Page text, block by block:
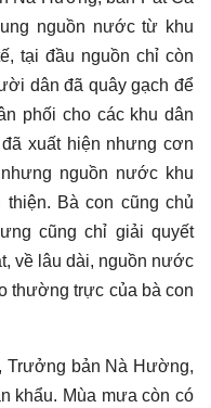
nguồn nước từ khu
tại đầu nguồn chỉ còn
dân đã quây gạch để
phối cho các khu dân
xuất hiện nhưng cơn
nguồn nước khu
Bà con cũng chủ
cũng chỉ giải quyết
về lâu dài, nguồn nước
thường trực của bà con
Trưởng bản Nà Hường,
khẩu. Mùa mưa còn có